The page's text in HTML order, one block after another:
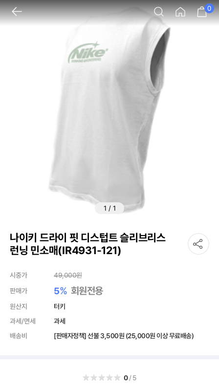
0
1 / 1
나이키 드라이 핏 디스텁트 슬리브리스
런닝 민소매(IR4931-121)
시중가 49,000원
판매가
5% 회원전용
원산지
터키
과세/면세
과세
배송비
[판매자정책] 선불 3,500원 (25,000원 이상 무료배송)
0/5